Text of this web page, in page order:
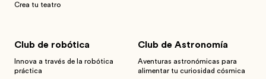
Crea tu teatro
Club de robótica
Innova a través de la robótica
práctica
Club de Astronomía
Aventuras astronómicas para
alimentar tu curiosidad cósmica